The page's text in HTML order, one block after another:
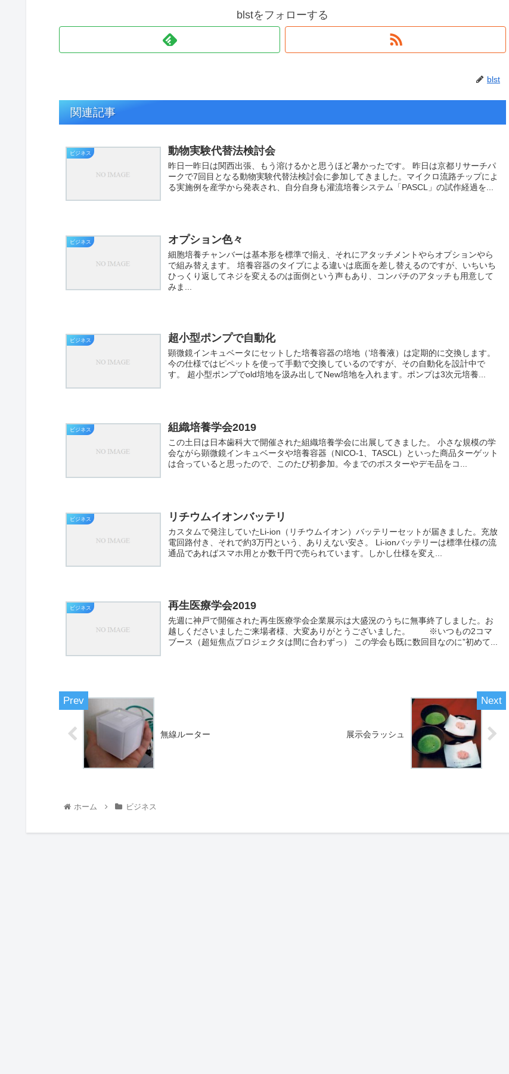
blstをフォローする
blst
関連記事
ビジネス 動物実験代替法検討会
昨日一昨日は関西出張、もう溶けるかと思うほど暑かったです。 昨日は京都リサーチパ
ークで7回目となる動物実験代替法検討会に参加してきました。マイクロ流路チップによ
る実施例を産学から発表され、自分自身も灌流培養システム「PASCL」の試作経過を...
ビジネス オプション色々
細胞培養チャンバーは基本形を標準で揃え、それにアタッチメントやらオプションやら
で組み替えます。 培養容器のタイプによる違いは底面を差し替えるのですが、いちいち
ひっくり返してネジを変えるのは面倒という声もあり、コンパチのアタッチも用意して
みま...
ビジネス 超小型ポンプで自動化
顕微鏡インキュベータにセットした培養容器の培地（’培養液）は定期的に交換します。
今の仕様ではピペットを使って手動で交換しているのですが、その自動化を設計中で
す。 超小型ポンプでold培地を汲み出してNew培地を入れます。ポンプは3次元培養...
ビジネス 組織培養学会2019
この土日は日本歯科大で開催された組織培養学会に出展してきました。 小さな規模の学
会ながら顕微鏡インキュベータや培養容器（NICO-1、TASCL）といった商品ターゲット
は合っていると思ったので、このたび初参加。今までのポスターやデモ品をコ...
ビジネス リチウムイオンバッテリ
カスタムで発注していたLi-ion（リチウムイオン）バッテリーセットが届きました。充放
電回路付き、それで約3万円という、ありえない安さ。 Li-ionバッテリーは標準仕様の流
通品であればスマホ用とか数千円で売られています。しかし仕様を変え...
ビジネス 再生医療学会2019
先週に神戸で開催された再生医療学会企業展示は大盛況のうちに無事終了しました。お
越しくださいましたご来場者様、大変ありがとうございました。 ※いつもの2コマ
ブース（超短焦点プロジェクタは間に合わずっ） この学会も既に数回目なのに”初めて...
無線ルーター 展示会ラッシュ
ホーム ビジネス